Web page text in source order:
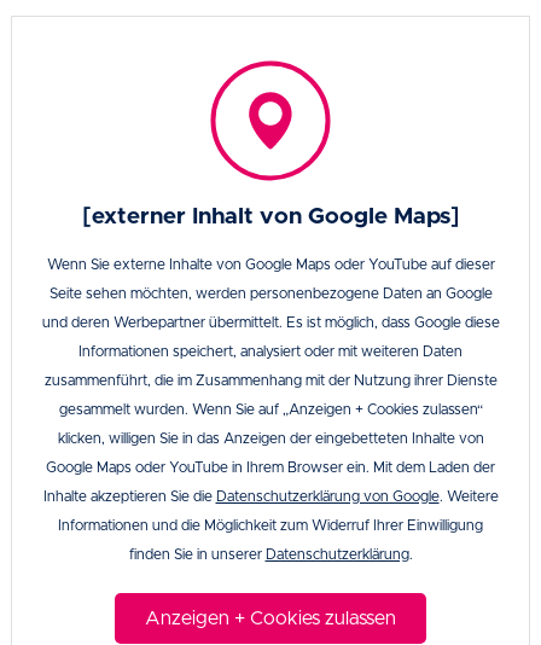
[externer Inhalt von Google Maps]
Wenn Sie externe Inhalte von Google Maps oder YouTube auf dieser
Seite sehen möchten, werden personenbezogene Daten an Google
und deren Werbepartner übermittelt. Es ist möglich, dass Google diese
Informationen speichert, analysiert oder mit weiteren Daten
zusammenführt, die im Zusammenhang mit der Nutzung ihrer Dienste
gesammelt wurden. Wenn Sie auf „Anzeigen + Cookies zulassen“
klicken, willigen Sie in das Anzeigen der eingebetteten Inhalte von
Google Maps oder YouTube in Ihrem Browser ein. Mit dem Laden der
Inhalte akzeptieren Sie die Datenschutzerklärung von Google. Weitere
Informationen und die Möglichkeit zum Widerruf Ihrer Einwilligung
finden Sie in unserer Datenschutzerklärung.
Anzeigen + Cookies zulassen